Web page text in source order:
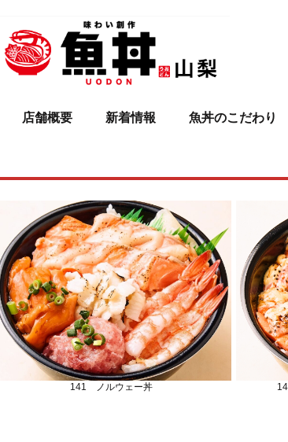
店舗概要 新着情報 魚丼のこだわり
141 ノルウェー丼